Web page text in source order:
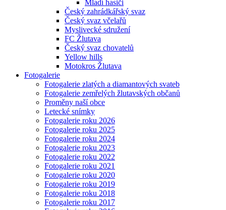
Mladí hasiči
Český zahrádkářský svaz
Český svaz včelařů
Myslivecké sdružení
FC Žlutava
Český svaz chovatelů
Yellow hills
Motokros Žlutava
Fotogalerie
Fotogalerie zlatých a diamantových svateb
Fotogalerie zemřelých žlutavských občanů
Proměny naší obce
Letecké snímky
Fotogalerie roku 2026
Fotogalerie roku 2025
Fotogalerie roku 2024
Fotogalerie roku 2023
Fotogalerie roku 2022
Fotogalerie roku 2021
Fotogalerie roku 2020
Fotogalerie roku 2019
Fotogalerie roku 2018
Fotogalerie roku 2017